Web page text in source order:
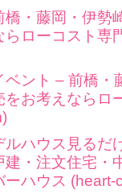
橋・藤岡・伊勢
ローコスト専
ベント – 前橋・
お考えならロ
ルハウス見るだ
・注文住宅・
ーハウス (heart-